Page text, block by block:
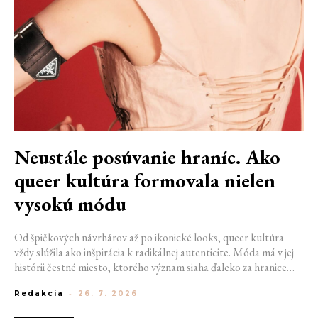
Neustále posúvanie hraníc. Ako
queer kultúra formovala nielen
vysokú módu
Od špičkových návrhárov až po ikonické looks, queer kultúra
vždy slúžila ako inšpirácia k radikálnej autenticite. Móda má v jej
histórii čestné miesto, ktorého význam siaha ďaleko za hranice
postihom a nebezpečenstvu, fungovalo práve oblečenie ako tichý
Redakcia - 26. 7. 2026